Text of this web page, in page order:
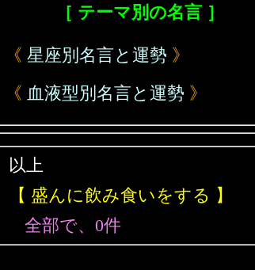
［ テーマ別の名言 ］
《 星座別名言と運勢 》
《 血液型別名言と運勢 》
以上
【 盛んに飲み食いをする 】
全部で、0件